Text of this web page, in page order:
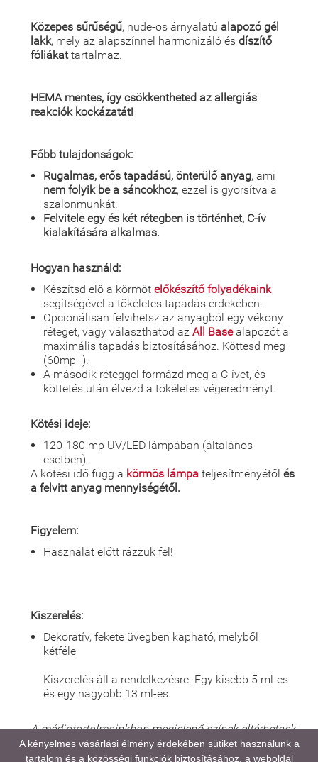
Közepes sűrűségű, nude-os árnyalatú alapozó gél
lakk, mely az alapszínnel harmonizáló és díszítő
fóliákattartalmaz.
HEMA mentes, így csökkentheted az allergiás
reakciók kockázatát!
Főbb tulajdonságok:
Rugalmas, erős tapadású, önterülő anyag, ami
nem folyik be a sáncokhoz, ezzel is gyorsítva a
szalonmunkát.
Felvitele egy és két rétegben is történhet, C-ív
kialakítására alkalmas.
Hogyan használd:
Készítsd elő a körmöt előkészítő folyadékaink
segítségével a tökéletes tapadás érdekében.
Opcionálisan felvihetsz az anyagból egy vékony
réteget, vagy választhatod az All Basealapozót a
maximális tapadás biztosításához. Köttesd meg
(60mp+).
A második réteggel formázd meg a C-ívet, és
köttetés után élvezd a tökéletes végeredményt.
Kötési ideje:
120-180 mp UV/LED lámpában (általános
esetben).
A kötési idő függ a körmös lámpa teljesítményétől és
a felvitt anyag mennyiségétől.
Figyelem:
Használat előtt rázzuk fel!
Kiszerelés:
Dekoratív, fekete üvegben kapható, melyből
kétféle
Kiszerelés áll a rendelkezésre. Egy kisebb 5 ml-es
és egy nagyobb 13 ml-es.
A médiatartalmainkban megjelenő színek eltérhetnek
a valóságtól, kijelző és monitor beállításaitól,
valamint a környezeti fényviszonyoktól függően.
A kényelmes vásárlási élmény érdekében sütiket használunk a
tartalom és a közösségi funkciók biztosításához, a weboldal